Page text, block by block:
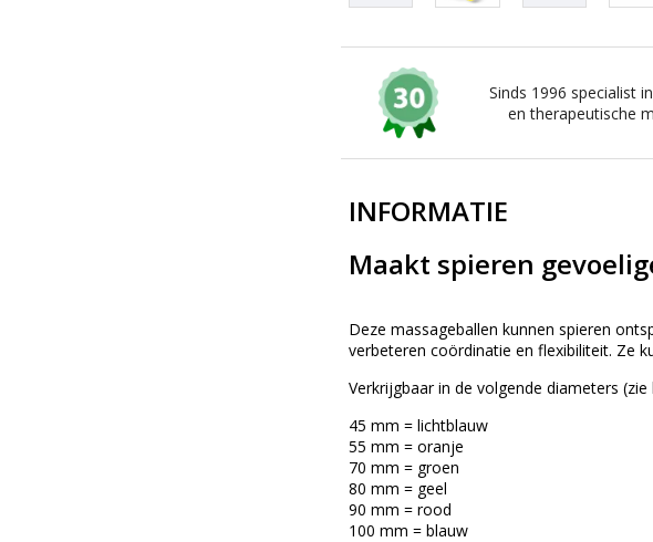
Sinds 1996 specialist
en therapeutische
INFORMATIE
Maakt spieren
Deze massageballen kunnen spieren
verbeteren coördinatie en flexibiliteit. Ze
Verkrijgbaar in de volgende diameters (zie
45 mm = lichtblauw
55 mm = oranje
70 mm = groen
80 mm = geel
90 mm = rood
100 mm = blauw